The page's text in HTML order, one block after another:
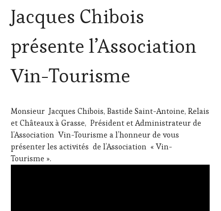
WINE
TASTING,
RESTAURATEUR,
CHEF,
ŒNOLOGUE,
SOMMELIER
Jacques Chibois
présente l’Association
Vin-Tourisme
Monsieur Jacques Chibois, Bastide Saint-Antoine, Relais
et Châteaux à Grasse, Président et Administrateur de
l’Association Vin-Tourisme a l’honneur de vous
présenter les activités de l’Association « Vin-
Tourisme ».